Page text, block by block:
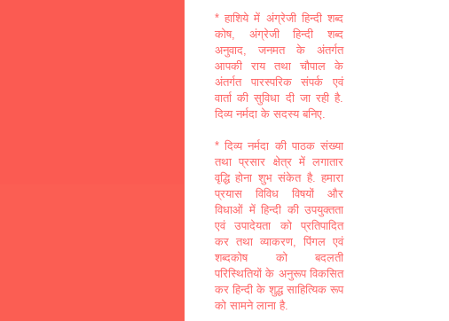
* हाशिये में अंग्रेजी हिन्दी शब्द
कोष, अंग्रेजी हिन्दी शब्द
अनुवाद, जनमत के अंतर्गत
आपकी राय तथा चौपाल के
अंतर्गत पारस्परिक संपर्क एवं
वार्ता की सुविधा दी जा रही है.
दिव्य नर्मदा के सदस्य बनिए.
* दिव्य नर्मदा की पाठक संख्या
तथा प्रसार क्षेत्र में लगातार
वृद्धि होना शुभ संकेत है. हमारा
प्रयास विविध विषयों और
विधाओं में हिन्दी की उपयुक्तता
एवं उपादेयता को प्रतिपादित
कर तथा व्याकरण, पिंगल एवं
शब्दकोष को बदलती
परिस्थितियों के अनुरूप विकसित
कर हिन्दी के शुद्ध साहित्यिक रूप
को सामने लाना है.